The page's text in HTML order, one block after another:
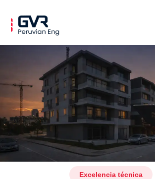
Dirigimos tu proyecto
Gestión y Control de
Proyectos
SOLICITAR ASESORÍA
Excelencia técnica